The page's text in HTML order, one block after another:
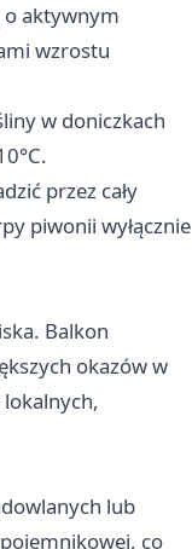
o aktywnym
wzrostu
w doniczkach
przez cały
piwonii wyłącznie
Balkon
okazów w
lub
co